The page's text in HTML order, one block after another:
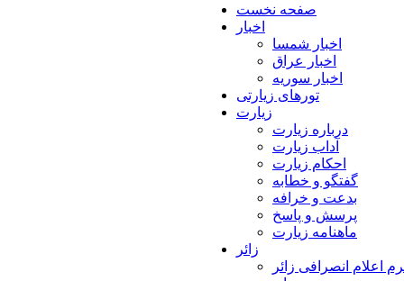
صفحه نخست
اخبار
اخبار شمسا
اخبار عراق
اخبار سوریه
تورهای زیارتی
زیارت
درباره زیارت
آداب زیارت
احکام زیارت
گفتگو و خطابه
بدعت و خرافه
پرسش و پاسخ
ماهنامه زیارت
زائر
اعلام انصرافی زائر